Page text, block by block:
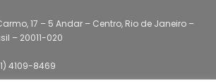
17 – 5 Andar – Centro, Rio de Janeiro –
– 20011-020
4109-8469